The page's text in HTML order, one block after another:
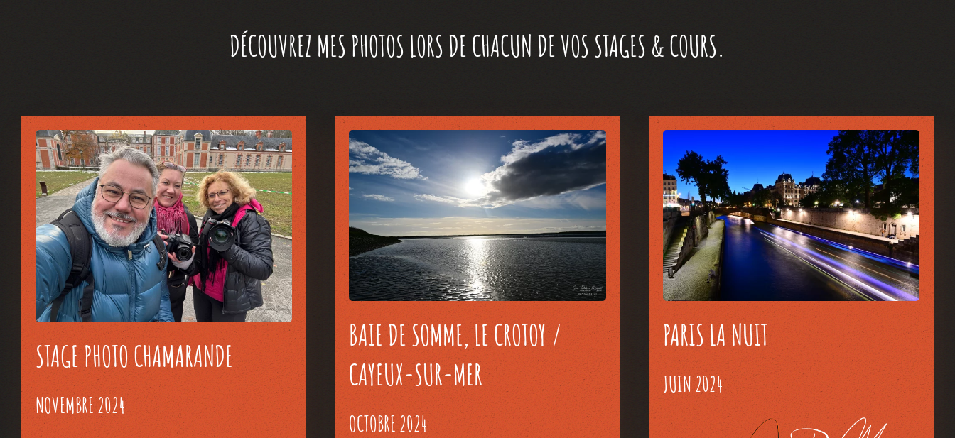
DÉCOUVREZ MES PHOTOS LORS DE CHACUN DE VOS STAGES & COURS.
STAGE PHOTO CHAMARANDE
NOVEMBRE 2024
BAIE DE SOMME, LE CROTOY /
CAYEUX-SUR-MER
OCTOBRE 2024
PARIS LA NUIT
JUIN 2024